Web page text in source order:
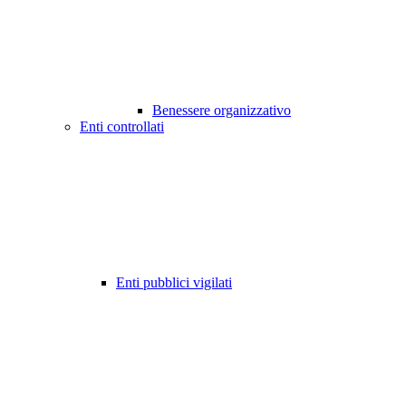
Benessere organizzativo
Enti controllati
Enti pubblici vigilati